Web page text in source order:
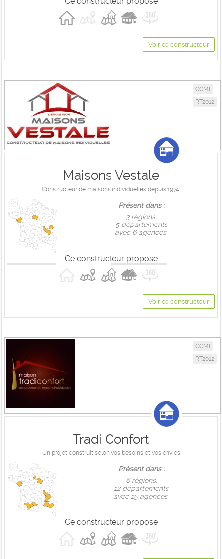
Voir ce constructeur
CCMI
RT2012
Maisons Vestale
Constructeur de maisons individuelles depuis 1974.
Présent dans :
3 règions,
5 départements
avec 6 agences.
Ce constructeur propose
Voir ce constructeur
CCMI
RT2012
Tradi Confort
Un projet construit selon vos besoins et vos envies
Présent dans :
6 règions,
12 départements
avec 15 agences.
Ce constructeur propose